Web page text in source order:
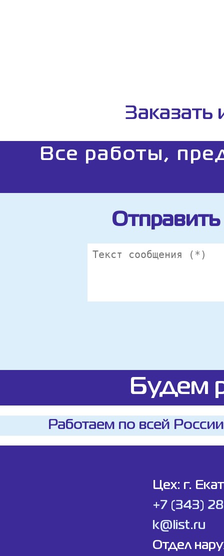
Заказать
Все работы,
Отправить
Будем
Работаем по всей
Цех: г.
+7 (343)
k@list.ru
Отдел